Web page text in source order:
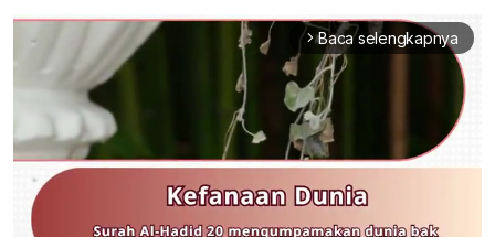
arrow_forward_ios Baca selengkapnya